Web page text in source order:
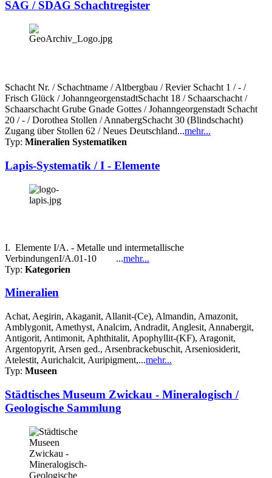
SAG / SDAG Schachtregister
Schacht Nr. / Schachtname / Altbergbau / Revier Schacht 1 / - /
Frisch Glück / JohanngeorgenstadtSchacht 18 / Schaarschacht /
Schaarschacht Grube Gnade Gottes / Johanngeorgenstadt Schacht
20 / - / Dorothea Stollen / AnnabergSchacht 30 (Blindschacht)
Zugang über Stollen 62 / Neues Deutschland...mehr...
Typ: Mineralien Systematiken
Lapis-Systematik / I - Elemente
I. Elemente I/A. - Metalle und intermetallische
VerbindungenI/A.01-10 ...mehr...
Typ: Kategorien
Mineralien
Achat, Aegirin, Akaganit, Allanit-(Ce), Almandin, Amazonit,
Amblygonit, Amethyst, Analcim, Andradit, Anglesit, Annabergit,
Antigorit, Antimonit, Aphthitalit, Apophyllit-(KF), Aragonit,
Argentopyrit, Arsen ged., Arsenbrackebuschit, Arseniosiderit,
Atelestit, Aurichalcit, Auripigment,...mehr...
Typ: Museen
Städtisches Museum Zwickau - Mineralogisch /
Geologische Sammlung